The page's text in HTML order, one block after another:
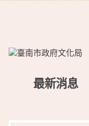
最新消息